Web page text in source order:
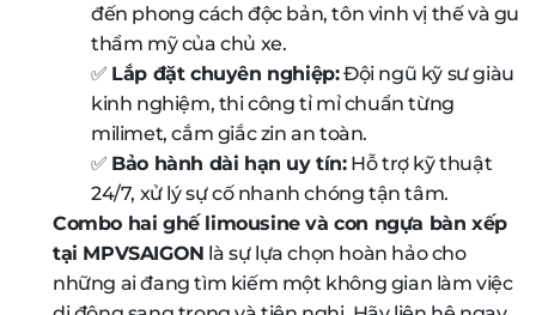
đến phong cách độc bản, tôn vinh vị thế và gu
thẩm mỹ của chủ xe.
✅ Lắp đặt chuyên nghiệp:Đội ngũ kỹ sư giàu
kinh nghiệm, thi công tỉ mỉ chuẩn từng
milimet, cắm giắc zin an toàn.
✅ Bảo hành dài hạn uy tín:Hỗ trợ kỹ thuật
24/7, xử lý sự cố nhanh chóng tận tâm.
Combo hai ghế limousine và con ngựa bàn xếp
tại MPVSAIGON là sự lựa chọn hoàn hảo cho
những ai đang tìm kiếm một không gian làm việc